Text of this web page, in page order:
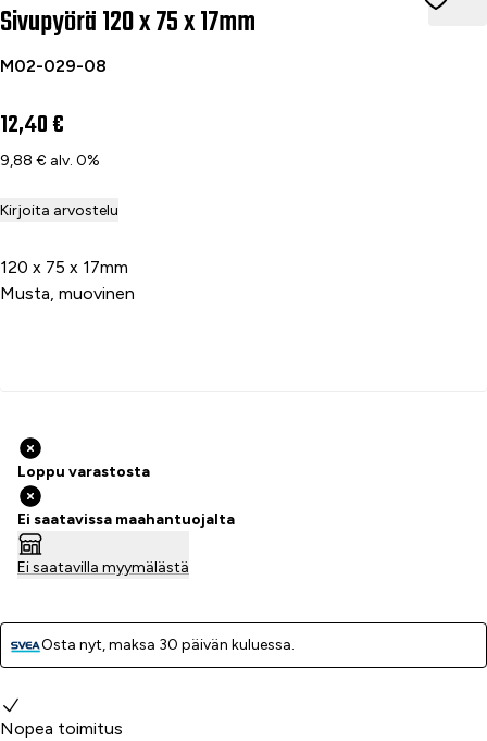
Sivupyörä 120 x 75 x 17mm
M02-029-08
12,40 €
9,88 € alv. 0%
Kirjoita arvostelu
120 x 75 x 17mm
Musta, muovinen
Loppu varastosta
Ei saatavissa maahantuojalta
Ei saatavilla myymälästä
Osta nyt, ­maksa 30 päivän kuluessa.
Miksi valita meidät?
Nopea toimitus